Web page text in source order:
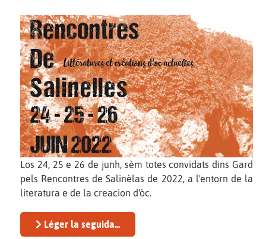
Los 24, 25 e 26 de junh, sèm totes convidats dins Gard
pels Rencontres de Salinèlas de 2022, a l'entorn de la
literatura e de la creacion d'òc.
Léger la seguida...